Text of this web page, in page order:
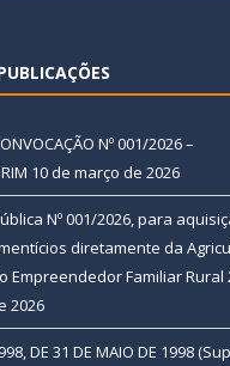
Nº 001/2026 –
10 de março de 2026
Nº 001/2026, para
diretamente da
Empreendedor Familiar Rural
2026
DE 31 DE MAIO DE 1998